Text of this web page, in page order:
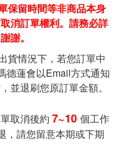
保留時間等非商品本身
消訂單權利。請務必詳
謝。
貨情況下，若您訂單中
德蓮會以Email方式通知
並退刷您原訂單金額。
取消後約 7~10 個工作
，請您留意本期或下期